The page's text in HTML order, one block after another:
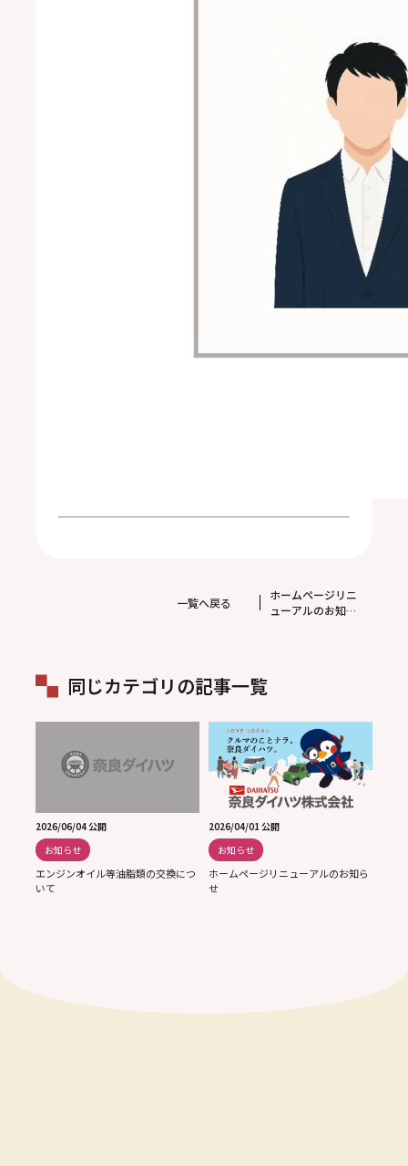
一覧へ戻る
ホームページリニ
ューアルのお知ら
同じカテゴリの記事一覧
2026/06/04 公開
お知らせ
エンジンオイル等油脂類の交換につ
いて
2026/04/01 公開
お知らせ
ホームページリニューアルのお知ら
せ